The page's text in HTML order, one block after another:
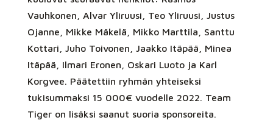
Vauhkonen, Alvar Yliruusi, Teo Yliruusi, Justus
Ojanne, Mikke Mäkelä, Mikko Marttila, Santtu
Kottari, Juho Toivonen, Jaakko Itäpää, Minea
Itäpää, Ilmari Eronen, Oskari Luoto ja Karl
Korgvee. Päätettiin ryhmän yhteiseksi
tukisummaksi 15 000€ vuodelle 2022. Team
Tiger on lisäksi saanut suoria sponsoreita.